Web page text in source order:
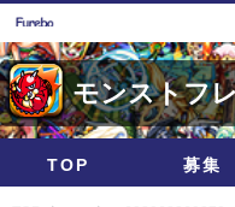
モンストフ
TOP 募集